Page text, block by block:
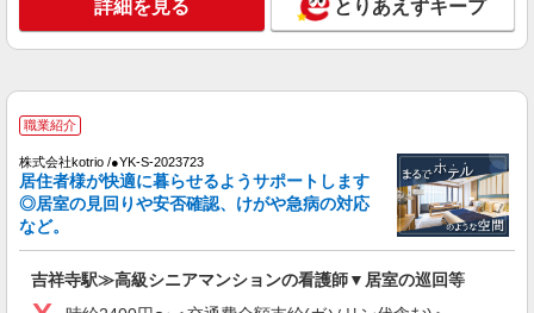
キープ 詳細を見る
株式会社kotrio /●SW-H2-1983888
残業なし◎日勤のみ
時給2400円〜3000円＜交通費全額支給(ガソリ
ン代含む)/日払い可/週払い可＞
詳細を見る
詳細を見る とりあえずキープ
職業紹介
株式会社kotrio /●YK-S-2023723
居住者様が快適に暮らせるようサポートします
◎居室の見回りや安否確認、けがや急病の対応
など。
吉祥寺駅≫高級シニアマンションの看護師▼居室の巡回等